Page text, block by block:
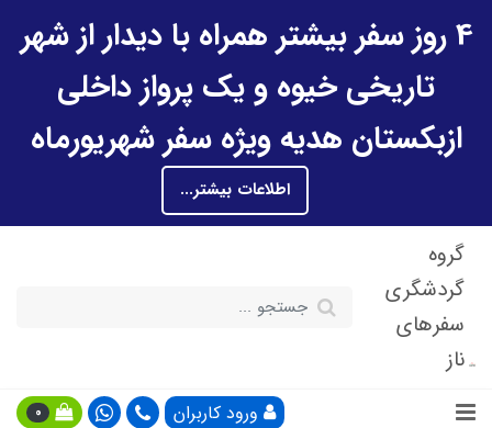
4 روز سفر بیشتر همراه با دیدار از شهر
تاریخی خیوه و یک پرواز داخلی
ازبکستان هدیه ویژه سفر شهریورماه
اطلاعات بیشتر...
گروه
گردشگری
سفرهای
ناز
ورود کاربران 0